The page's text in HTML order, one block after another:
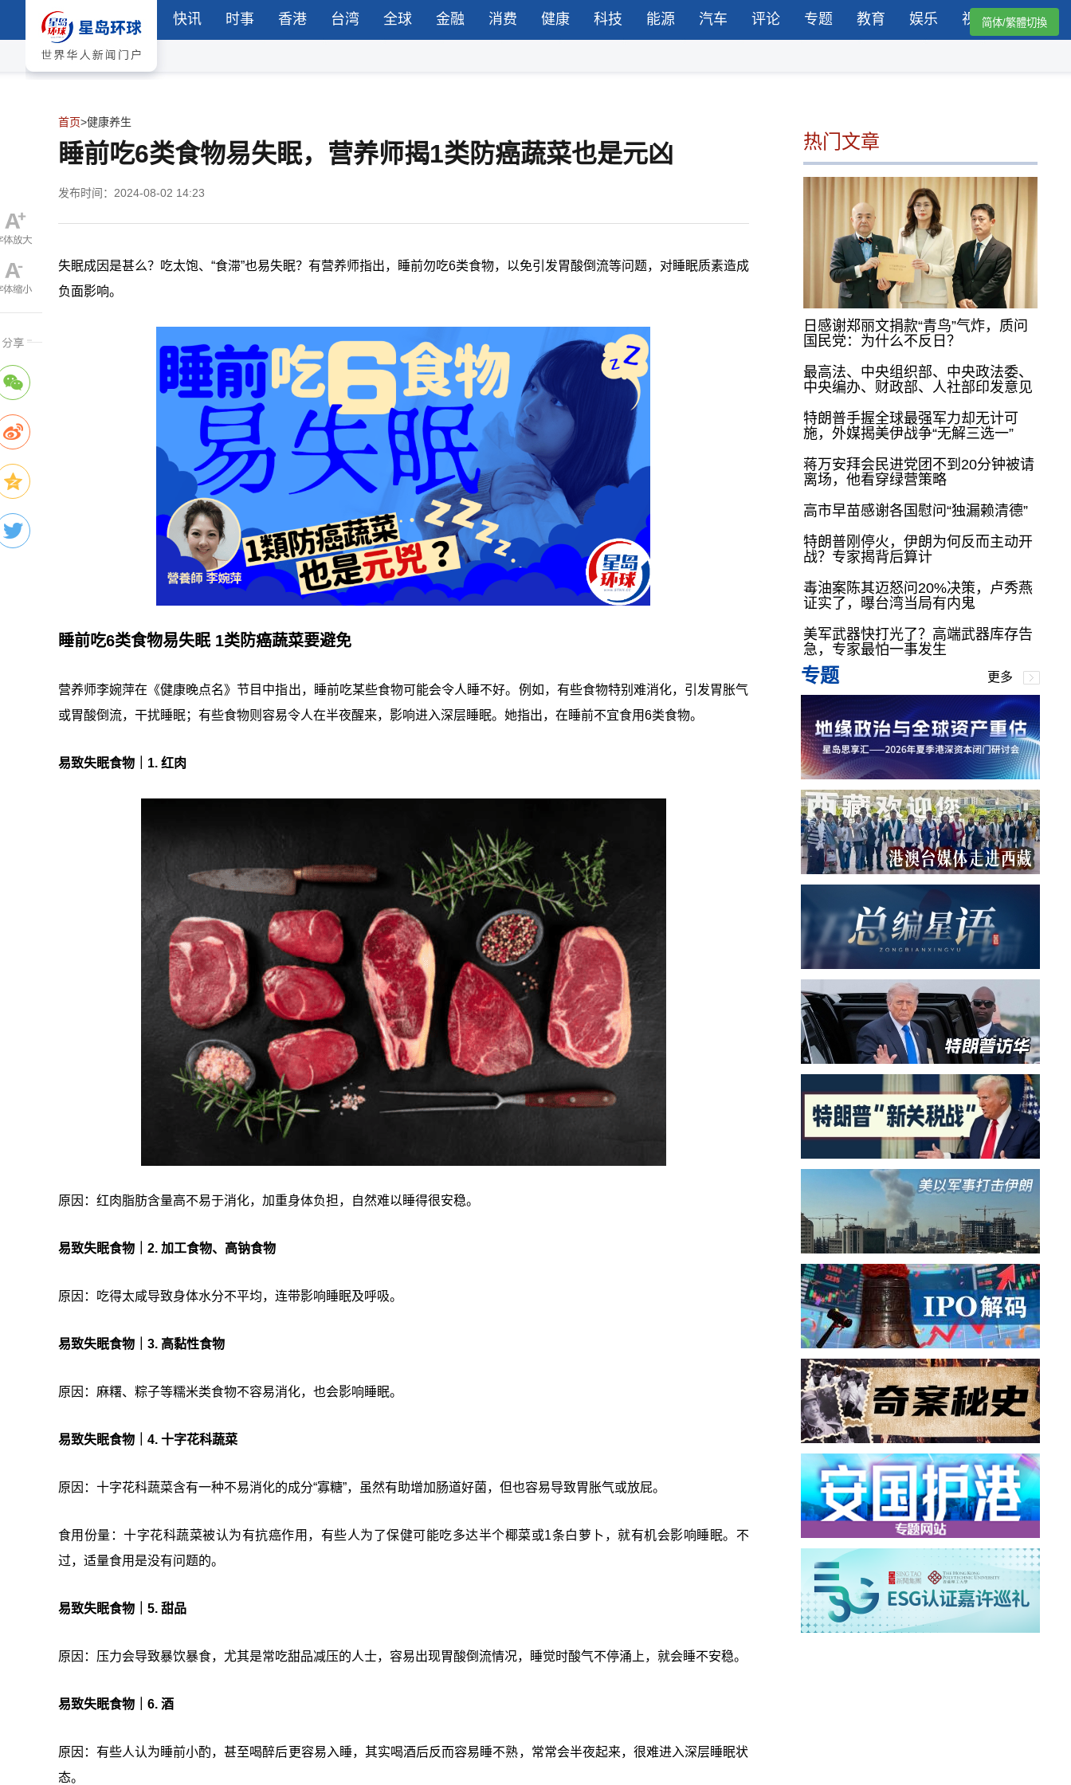
快讯 时事 香港 台湾 全球 金融 消费 健康 科技 能源 汽车 评论 专题 教育 娱乐 视频简体/繁體切換
首页>健康养生
睡前吃6类食物易失眠，营养师揭1类防癌蔬菜也是元凶
发布时间：2024-08-02 14:23
失眠成因是甚么？吃太饱、“食滞”也易失眠？有营养师指出，睡前勿吃6类食物，以免引发胃酸倒流等问题，对睡眠质素造成
负面影响。
睡前吃6类食物易失眠 1类防癌蔬菜要避免
营养师李婉萍在《健康晚点名》节目中指出，睡前吃某些食物可能会令人睡不好。例如，有些食物特别难消化，引发胃胀气
或胃酸倒流，干扰睡眠；有些食物则容易令人在半夜醒来，影响进入深层睡眠。她指出，在睡前不宜食用6类食物。
易致失眠食物｜1. 红肉
原因：红肉脂肪含量高不易于消化，加重身体负担，自然难以睡得很安稳。
易致失眠食物｜2. 加工食物、高钠食物
原因：吃得太咸导致身体水分不平均，连带影响睡眠及呼吸。
易致失眠食物｜3. 高黏性食物
原因：麻糬、粽子等糯米类食物不容易消化，也会影响睡眠。
易致失眠食物｜4. 十字花科蔬菜
原因：十字花科蔬菜含有一种不易消化的成分“寡糖”，虽然有助增加肠道好菌，但也容易导致胃胀气或放屁。
食用份量：十字花科蔬菜被认为有抗癌作用，有些人为了保健可能吃多达半个椰菜或1条白萝卜，就有机会影响睡眠。不
过，适量食用是没有问题的。
易致失眠食物｜5. 甜品
原因：压力会导致暴饮暴食，尤其是常吃甜品减压的人士，容易出现胃酸倒流情况，睡觉时酸气不停涌上，就会睡不安稳。
易致失眠食物｜6. 酒
原因：有些人认为睡前小酌，甚至喝醉后更容易入睡，其实喝酒后反而容易睡不熟，常常会半夜起来，很难进入深层睡眠状
态。
热门文章
日感谢郑丽文捐款“青鸟”气炸，质问
国民党：为什么不反日？
最高法、中央组织部、中央政法委、
中央编办、财政部、人社部印发意见
特朗普手握全球最强军力却无计可
施，外媒揭美伊战争“无解三选一”
蒋万安拜会民进党团不到20分钟被请
离场，他看穿绿营策略
高市早苗感谢各国慰问“独漏赖清德”
特朗普刚停火，伊朗为何反而主动开
战？专家揭背后算计
毒油案陈其迈怒问20%决策，卢秀燕
证实了，曝台湾当局有内鬼
美军武器快打光了？高端武器库存告
急，专家最怕一事发生
专题 更多